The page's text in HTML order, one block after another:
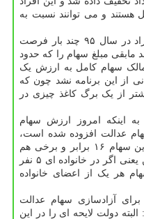
هستند و می توانند نسبت به
جهانگیری اضافه کرد: برای سایر افراد در سال ۹۵ چند بار فرصت
مابقی مبلغ سهام را که حدود
تا مالک سهام کامل به ارزش یک
از این برنامه نشد چون که
از یک برگ کاغذ چیزی در
اینکه امروز ارزش سهام
عدالت افزوده شده است،
خاطرنشان کرد: برخی معتقدند که این سهام ۱۶ برابر و برخی هم
معتقدند که ۱۲ برابر رشد کرده و این یعنی اگر در خانواده ای ۵ نفر
هر یک از اعضای خانواده
برای آزادسازی سهام عدالت
دولت لایحه ای را در این